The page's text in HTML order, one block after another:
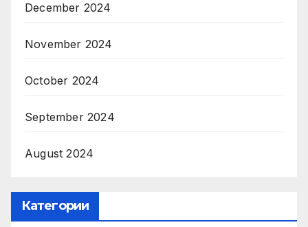
December 2024
November 2024
October 2024
September 2024
August 2024
Категории